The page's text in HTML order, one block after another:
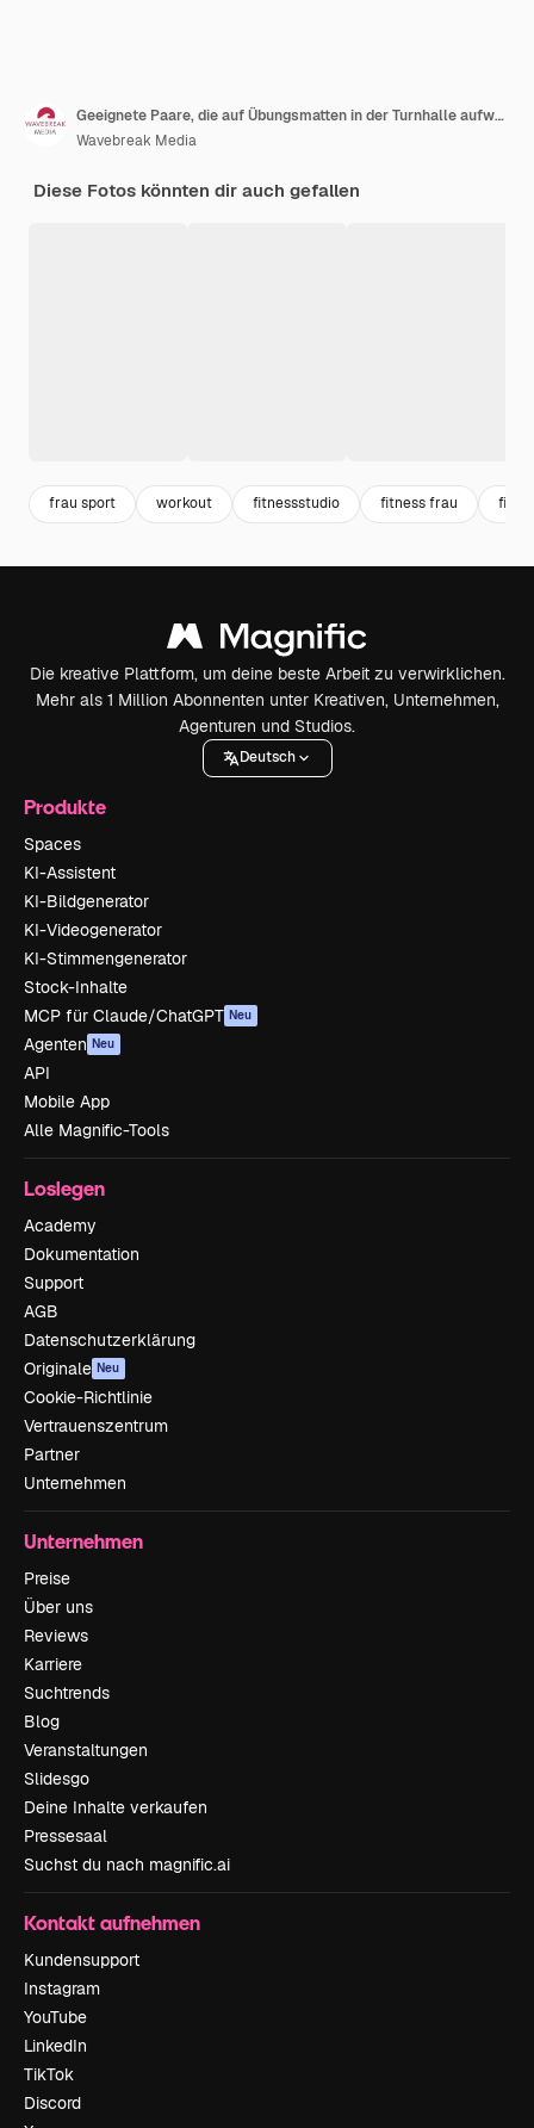
Geeignete Paare, die auf Übungsmatten in der Turnhalle aufwärmen
Wavebreak Media
Diese Fotos könnten dir auch gefallen
frau sport workout fitnessstudio fitness frau
Die kreative Plattform, um deine beste Arbeit zu verwirklichen.
Mehr als 1 Million Abonnenten unter Kreativen, Unternehmen,
Agenturen und Studios.
Deutsch
Produkte
Spaces
KI-Assistent
KI-Bildgenerator
KI-Videogenerator
KI-Stimmengenerator
Stock-Inhalte
MCP für Claude/ChatGPT Neu
Agenten Neu
API
Mobile App
Alle Magnific-Tools
Loslegen
Academy
Dokumentation
Support
AGB
Datenschutzerklärung
Originale Neu
Cookie-Richtlinie
Vertrauenszentrum
Partner
Unternehmen
Unternehmen
Preise
Über uns
Reviews
Karriere
Suchtrends
Blog
Veranstaltungen
Slidesgo
Deine Inhalte verkaufen
Pressesaal
Suchst du nach magnific.ai
Kontakt aufnehmen
Kundensupport
Instagram
YouTube
LinkedIn
TikTok
Discord